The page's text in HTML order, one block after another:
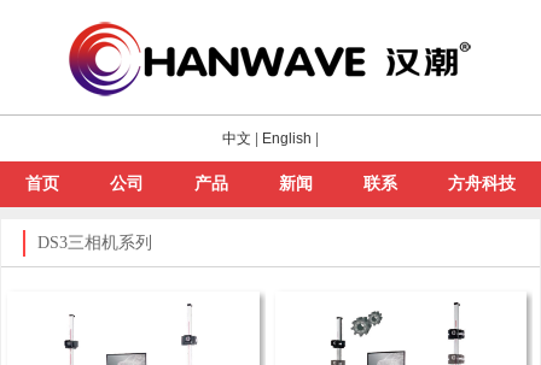
中文 English
首页 公司 产品 新闻 联系 方舟科技
DS3三相机系列